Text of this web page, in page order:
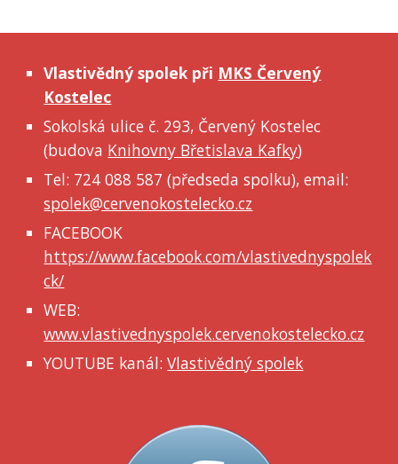
Vlastivědný spolek při MKS Červený
Kostelec
Sokolská ulice č. 293, Červený Kostelec
(budova Knihovny Břetislava Kafky)
Tel: 724 088 587 (předseda spolku), email:
spolek@cervenokostelecko.cz
FACEBOOK
https://www.facebook.com/vlastivednyspolek
ck/
WEB:
www.vlastivednyspolek.cervenokostelecko.cz
YOUTUBE kanál:Vlastivědný spolek